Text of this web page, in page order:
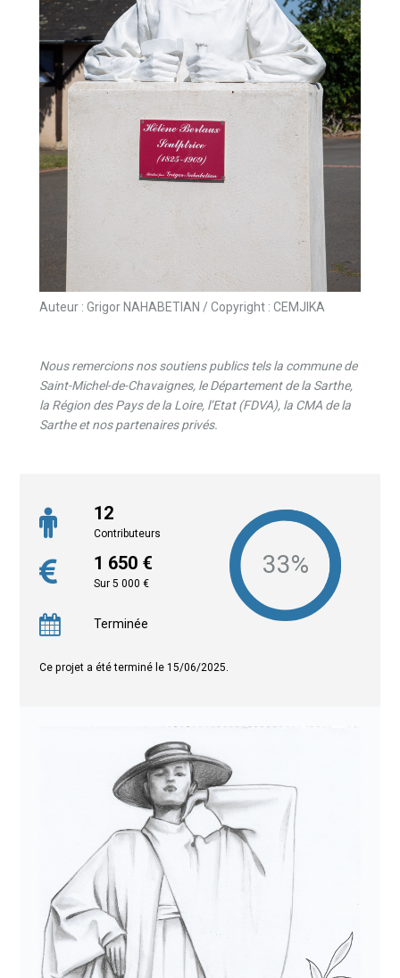
Auteur : Grigor NAHABETIAN / Copyright : CEMJIKA
Nous remercions nos soutiens publics tels la commune de
Saint-Michel-de-Chavaignes, le Département de la Sarthe,
la Région des Pays de la Loire, l’Etat (FDVA), la CMA de la
Sarthe et nos partenaires privés.
12
Contributeurs
1 650 €
Sur 5 000 €
Terminée
Ce projet a été terminé le 15/06/2025.